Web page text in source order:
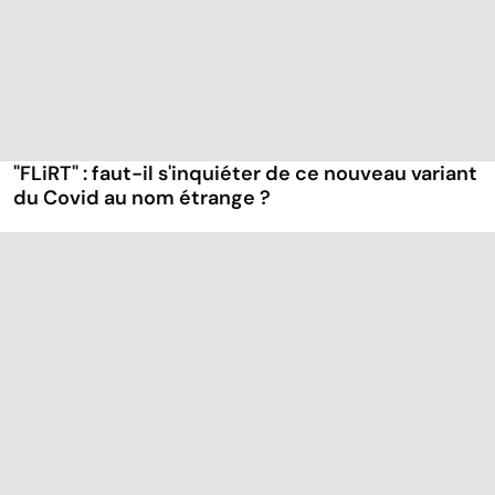
"FLiRT" : faut-il s'inquiéter de ce nouveau variant
du Covid au nom étrange ?